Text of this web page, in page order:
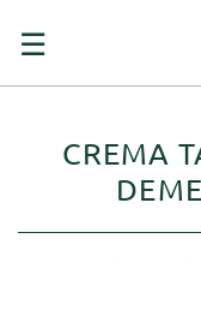
navigazione
☰
CREMA